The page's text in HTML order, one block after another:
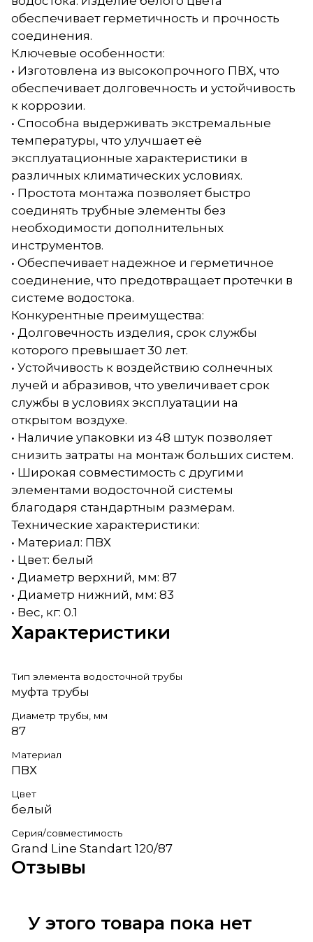
обеспечивает герметичность и прочность
соединения.
Ключевые особенности:
• Изготовлена из высокопрочного ПВХ, что
обеспечивает долговечность и устойчивость
к коррозии.
• Способна выдерживать экстремальные
температуры, что улучшает её
эксплуатационные характеристики в
различных климатических условиях.
• Простота монтажа позволяет быстро
соединять трубные элементы без
необходимости дополнительных
инструментов.
• Обеспечивает надежное и герметичное
соединение, что предотвращает протечки в
системе водостока.
Конкурентные преимущества:
• Долговечность изделия, срок службы
которого превышает 30 лет.
• Устойчивость к воздействию солнечных
лучей и абразивов, что увеличивает срок
службы в условиях эксплуатации на
открытом воздухе.
• Наличие упаковки из 48 штук позволяет
снизить затраты на монтаж больших систем.
• Широкая совместимость с другими
элементами водосточной системы
благодаря стандартным размерам.
Технические характеристики:
• Материал: ПВХ
• Цвет: белый
• Диаметр верхний, мм: 87
• Диаметр нижний, мм: 83
• Вес, кг: 0.1
Характеристики
Тип элемента водосточной трубы
муфта трубы
Диаметр трубы, мм
87
Материал
ПВХ
Цвет
белый
Серия/совместимость
Grand Line Standart 120/87
Отзывы
У этого товара пока нет